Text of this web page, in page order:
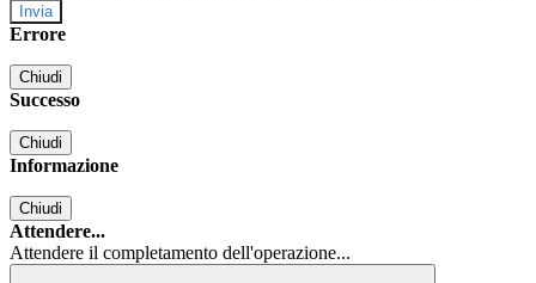
Errore
Chiudi
Successo
Chiudi
Informazione
Chiudi
Attendere...
Attendere il completamento dell'operazione...